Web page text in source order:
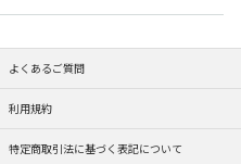
よくあるご質問
利用規約
特定商取引法に基づく表記について